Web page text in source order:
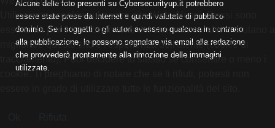
Alcune delle foto presenti su Cybersecurityup.it potrebbero
essere state prese da Internet e quindi valutate di pubblico
dominio. Se i soggetti o gli autori avessero qualcosa in contrario
alla pubblicazione, lo possono segnalare via email alla redazione
che provvederà prontamente alla rimozione delle immagini
utilizzate.
Utilizziamo i cookie sul nostro sito Web. Alcuni di essi sono
essenziali per il funzionamento del sito, mentre altri ci aiutano a
migliorare questo sito e l'esperienza dell'utente (cookie di
tracciamento). Puoi decidere tu stesso se consentire o meno i
cookie. Ti preghiamo di notare che se li rifiuti, potresti non